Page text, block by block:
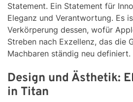
Statement. Ein Statement für
Eleganz und Verantwortung. Es
Verkörperung dessen, wofür
Streben nach Exzellenz, das die
Machbaren ständig neu definiert.
Design und Ästhetik:
in Titan